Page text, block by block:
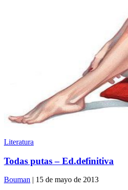
Literatura
Todas putas – Ed.definitiva
Bouman | 15 de mayo de 2013